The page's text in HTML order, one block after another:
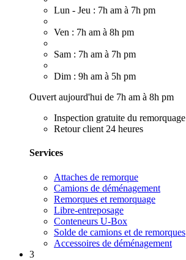
Lun - Jeu : 7h am à 7h pm
Ven : 7h am à 8h pm
Sam : 7h am à 7h pm
Dim : 9h am à 5h pm
Ouvert aujourd'hui de 7h am à 8h pm
Inspection gratuite du remorquage
Retour client 24 heures
Services
Attaches de remorque
Camions de déménagement
Remorques et remorquage
Libre-entreposage
Conteneurs U-Box
Solde de camions et de remorques
Accessoires de déménagement
3